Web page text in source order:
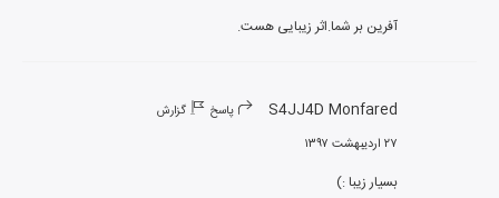
آفرین بر شما.اثر زیبایی هست.
S4JJ4D Monfared پاسخ گزارش
۲۷ اردیبهشت ۱۳۹۷
بسیار زیبا :)